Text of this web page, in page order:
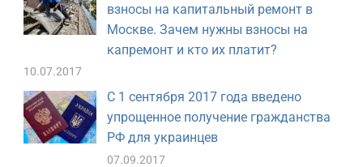
взносы на капитальный ремонт в
Москве. Зачем нужны взносы на
капремонт и кто их платит?
10.07.2017
С 1 сентября 2017 года введено
упрощенное получение гражданства
РФ для украинцев
07.09.2017